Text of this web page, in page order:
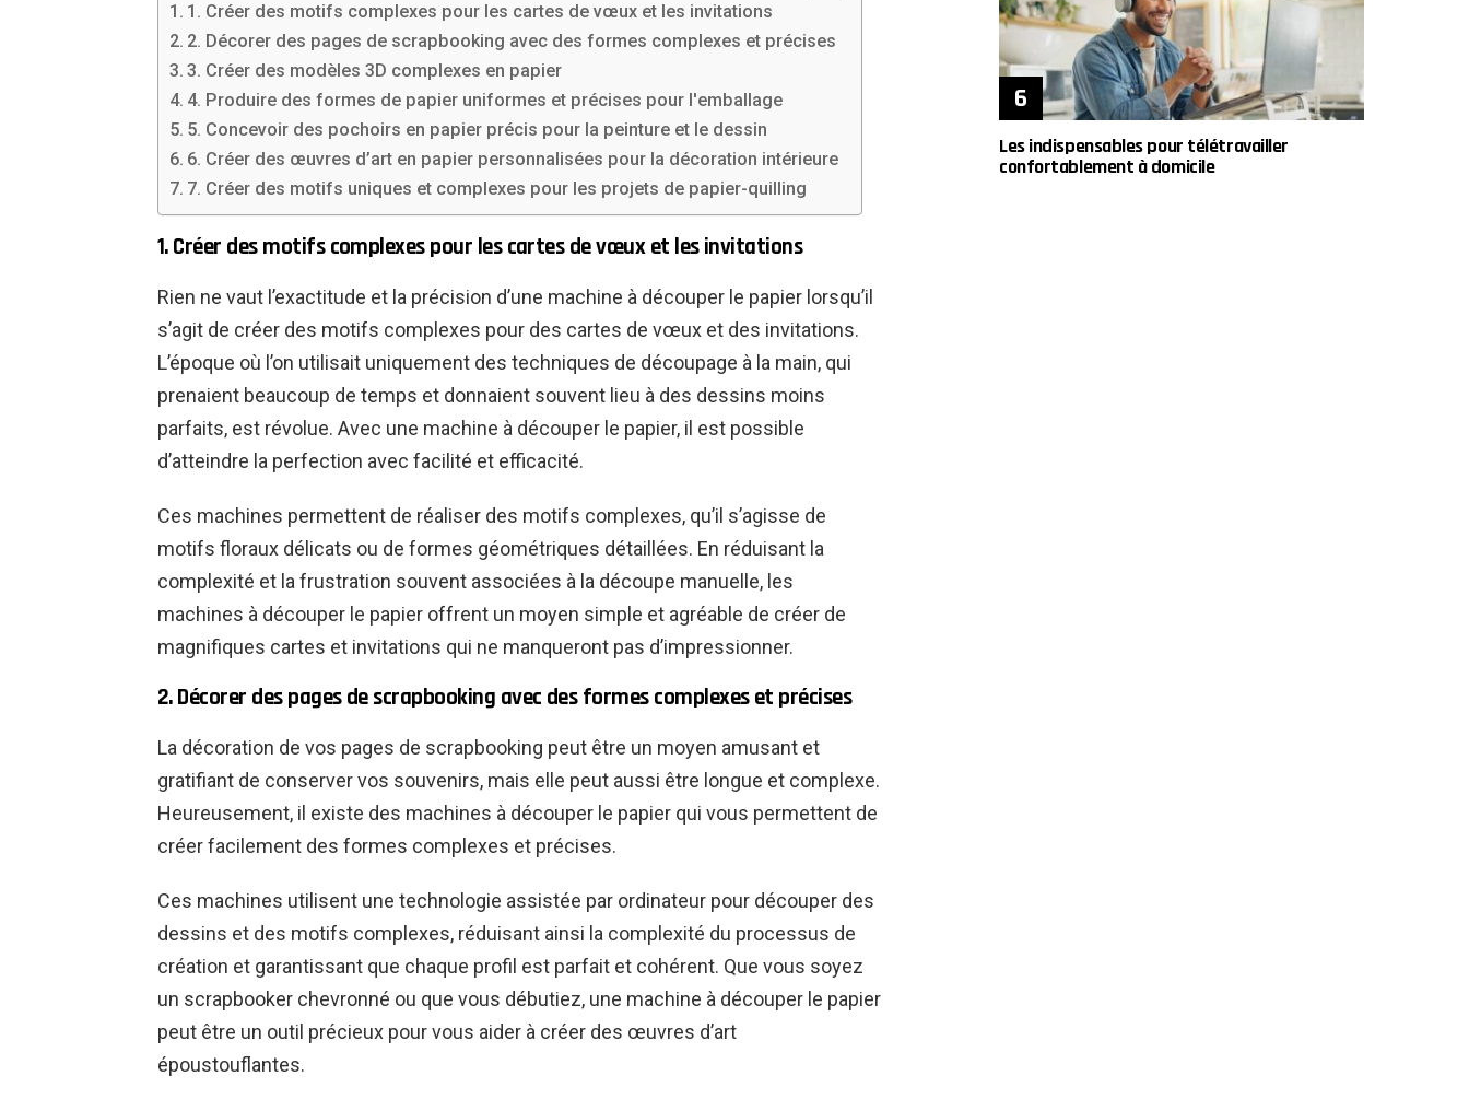
1. Créer des motifs complexes pour les cartes de vœux et les invitations
2. Décorer des pages de scrapbooking avec des formes complexes et précises
3. Créer des modèles 3D complexes en papier
4. Produire des formes de papier uniformes et précises pour l'emballage
5. Concevoir des pochoirs en papier précis pour la peinture et le dessin
6. Créer des œuvres d’art en papier personnalisées pour la décoration intérieure
7. Créer des motifs uniques et complexes pour les projets de papier-quilling
1. Créer des motifs complexes pour les cartes de vœux et les invitations
Rien ne vaut l’exactitude et la précision d’une machine à découper le papier lorsqu’il
s’agit de créer des motifs complexes pour des cartes de vœux et des invitations.
L’époque où l’on utilisait uniquement des techniques de découpage à la main, qui
prenaient beaucoup de temps et donnaient souvent lieu à des dessins moins
parfaits, est révolue. Avec une machine à découper le papier, il est possible
d’atteindre la perfection avec facilité et efficacité.
Ces machines permettent de réaliser des motifs complexes, qu’il s’agisse de
motifs floraux délicats ou de formes géométriques détaillées. En réduisant la
complexité et la frustration souvent associées à la découpe manuelle, les
machines à découper le papier offrent un moyen simple et agréable de créer de
magnifiques cartes et invitations qui ne manqueront pas d’impressionner.
2. Décorer des pages de scrapbooking avec des formes complexes et précises
La décoration de vos pages de scrapbooking peut être un moyen amusant et
gratifiant de conserver vos souvenirs, mais elle peut aussi être longue et complexe.
Heureusement, il existe des machines à découper le papier qui vous permettent de
créer facilement des formes complexes et précises.
Ces machines utilisent une technologie assistée par ordinateur pour découper des
dessins et des motifs complexes, réduisant ainsi la complexité du processus de
création et garantissant que chaque profil est parfait et cohérent. Que vous soyez
un scrapbooker chevronné ou que vous débutiez, une machine à découper le papier
peut être un outil précieux pour vous aider à créer des œuvres d’art
époustouflantes.
Les indispensables pour télétravailler
confortablement à domicile